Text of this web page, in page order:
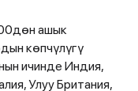
ашык
көпчүлүгү
ичинде Индия,
Улуу Британия,